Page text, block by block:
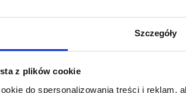
Szczegóły
z plików cookie
do spersonalizowania treści i reklam,